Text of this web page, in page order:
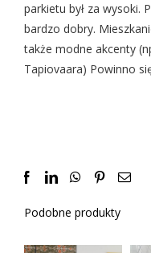
parkietu był za
bardzo dobry.
także modne akcenty
Tapiovaara) Powinno
Facebook
LinkedInWhatsApp
Pinterest
Podobne produkty